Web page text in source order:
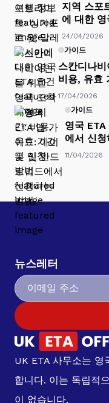
지역 스포
에 대한
24/04/2026
가이드
스칸디나
비용, 유효
17/04/2026
가이드
영국
에서 신청
11/04/2026
뉴스레터
UK ETA 사무소는 영
합니다. 이는 독립적
이 없습니다.